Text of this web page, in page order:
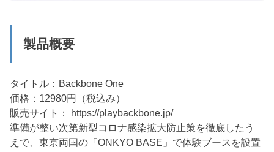
製品概要
タイトル：Backbone One
価格：12980円（税込み）
販売サイト： https://playbackbone.jp/
準備が整い次第新型コロナ感染拡大防止策を徹底したう
えで、東京両国の「ONKYO BASE」で体験ブースを設置